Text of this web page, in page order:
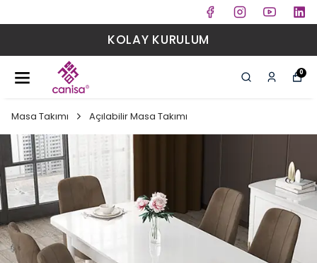
KOLAY KURULUM
0
Masa Takımı Açılabilir Masa Takımı